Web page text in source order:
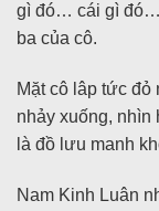
gì đó… cái gì đó…
ba của cô.
Mặt cô lâp tức đỏ
nhảy xuống,
là đồ lưu manh
Nam Kinh Luân